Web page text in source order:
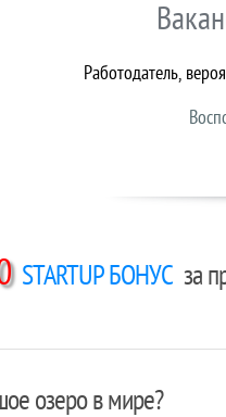
Работодатель,
STARTUP БОНУС за
озеро в мире?